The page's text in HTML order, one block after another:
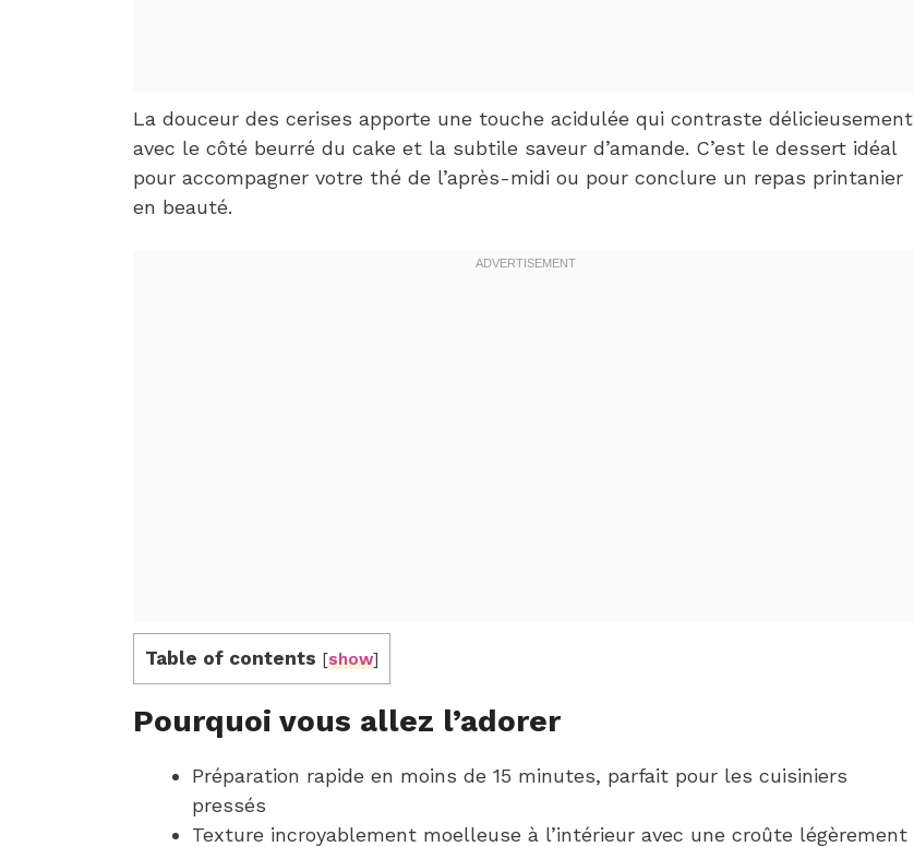
La douceur des cerises apporte une touche acidulée qui contraste délicieusement
avec le côté beurré du cake et la subtile saveur d’amande. C’est le dessert idéal
pour accompagner votre thé de l’après-midi ou pour conclure un repas printanier
en beauté.
Table of contents [show]
Pourquoi vous allez l’adorer
Préparation rapide en moins de 15 minutes, parfait pour les cuisiniers
pressés
Texture incroyablement moelleuse à l’intérieur avec une croûte légèrement